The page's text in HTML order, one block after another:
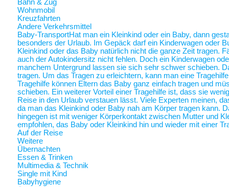
Bahn & Zug
Wohnmobil
Kreuzfahrten
Andere Verkehrsmittel
Baby-TransportHat man ein Kleinkind oder ein Baby, dann
besonders der Urlaub. Im Gepäck darf ein Kinderwagen oder
Kleinkind oder das Baby natürlich nicht die ganze Zeit tragen.
auch der Autokindersitz nicht fehlen. Doch ein Kinderwagen
manchem Untergrund lassen sie sich sehr schwer schieben.
tragen. Um das Tragen zu erleichtern, kann man eine
Tragehilfe können Eltern das Baby ganz einfach tragen und
schieben. Ein weiterer Vorteil einer Tragehilfe ist, dass sie
Reise in den Urlaub verstauen lässt. Viele Experten meinen,
da man das Kleinkind oder Baby nah am Körper tragen kann.
hingegen ist mit weniger Körperkontakt zwischen Mutter und
empfohlen, das Baby oder Kleinkind hin und wieder mit einer
Auf der Reise
Weitere
Übernachten
Essen & Trinken
Multimedia & Technik
Single mit Kind
Babyhygiene